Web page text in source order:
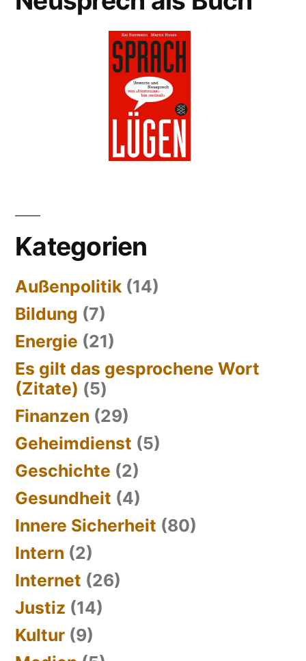
Kategorien
Außenpolitik (14)
Bildung (7)
Energie (21)
Es gilt das gesprochene Wort
(Zitate) (5)
Finanzen (29)
Geheimdienst (5)
Geschichte (2)
Gesundheit (4)
Innere Sicherheit (80)
Intern (2)
Internet (26)
Justiz (14)
Kultur (9)